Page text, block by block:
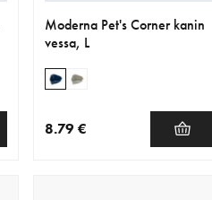
Moderna Pet's Corner kanin
vessa, L
8.79 €